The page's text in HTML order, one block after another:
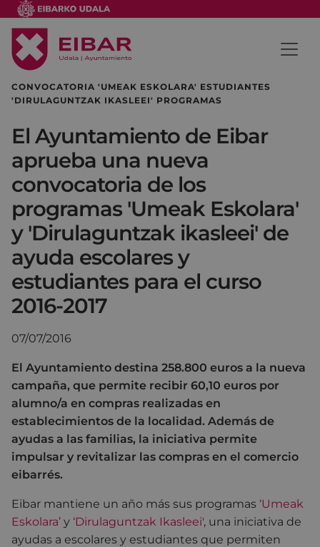
CONVOCATORIA 'UMEAK ESKOLARA' ESTUDIANTES
'DIRULAGUNTZAK IKASLEEI' PROGRAMAS
El Ayuntamiento de Eibar
aprueba una nueva
convocatoria de los
programas 'Umeak Eskolara'
y 'Dirulaguntzak ikasleei' de
ayuda escolares y
estudiantes para el curso
2016-2017
07/07/2016
El Ayuntamiento destina 258.800 euros a la nueva
campaña, que permite recibir 60,10 euros por
alumno/a en compras realizadas en
establecimientos de la localidad. Además de
ayudas a las familias, la iniciativa permite
impulsar y revitalizar las compras en el comercio
eibarrés.
Eibar mantiene un año más sus programas ‘Umeak
Eskolara’ y ‘Dirulaguntzak Ikasleei', una iniciativa de
ayudas a escolares y estudiantes que permiten